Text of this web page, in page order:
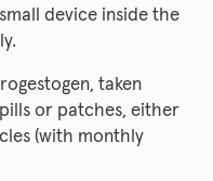
device inside the
taken
or patches, either
(with monthly